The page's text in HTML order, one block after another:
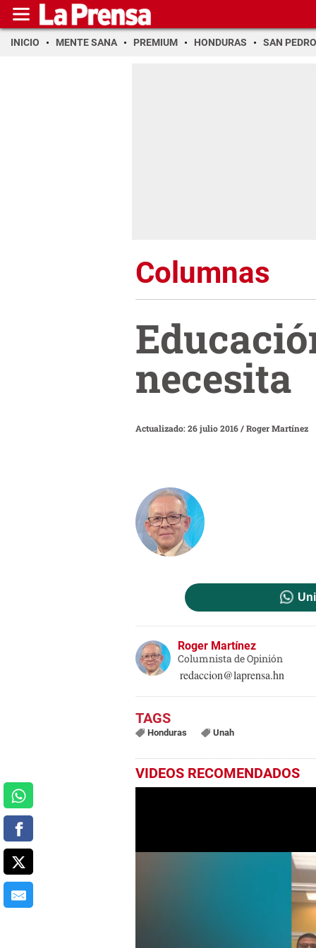
INICIO MENTE SANA PREMIUM HONDURAS SAN PEDRO
Columnas
necesita
Actualizado: 26 julio 2016/Roger Martínez
Roger Martínez
Columnista de Opinión
redaccion@laprensa.hn
Honduras Unah
VIDEOS RECOMENDADOS